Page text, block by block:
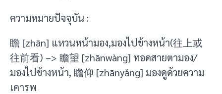
ความหมายปัจจุบัน :
瞻 [zhān] แหวนหน้ามอง,มองไปข้างหน้า(往上或
往前看) –> 瞻望 [zhānwàng] ทอดสายตามอง/
มองไปข้างหน้า, 瞻仰 [zhānyǎng] มองดูด้วยความ
เคารพ